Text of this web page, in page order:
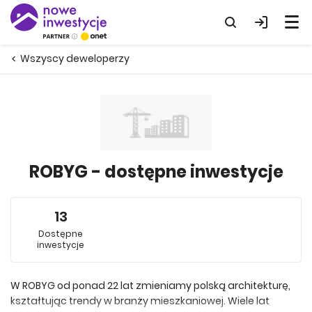
Wszyscy deweloperzy
ROBYG - dostępne inwestycje
13
Dostępne
inwestycje
W ROBYG od ponad 22 lat zmieniamy polską architekturę,
kształtując trendy w branży mieszkaniowej. Wiele lat